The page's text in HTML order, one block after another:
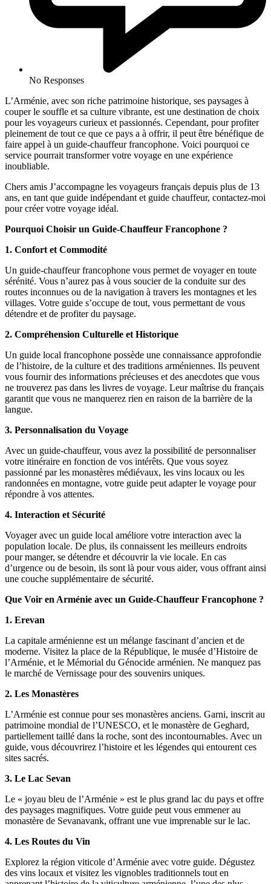
No Responses
L’Arménie, avec son riche patrimoine historique, ses paysages à
couper le souffle et sa culture vibrante, est une destination de choix
pour les voyageurs curieux et passionnés. Cependant, pour profiter
pleinement de tout ce que ce pays a à offrir, il peut être bénéfique de
faire appel à un guide-chauffeur francophone. Voici pourquoi ce
service pourrait transformer votre voyage en une expérience
inoubliable.
Chers amis J’accompagne les voyageurs français depuis plus de 13
ans, en tant que guide indépendant et guide chauffeur, contactez-moi
pour créer votre voyage idéal.
Pourquoi Choisir un Guide-Chauffeur Francophone ?
1. Confort et Commodité
Un guide-chauffeur francophone vous permet de voyager en toute
sérénité. Vous n’aurez pas à vous soucier de la conduite sur des
routes inconnues ou de la navigation à travers les montagnes et les
villages. Votre guide s’occupe de tout, vous permettant de vous
détendre et de profiter du paysage.
2. Compréhension Culturelle et Historique
Un guide local francophone possède une connaissance approfondie
de l’histoire, de la culture et des traditions arméniennes. Ils peuvent
vous fournir des informations précieuses et des anecdotes que vous
ne trouverez pas dans les livres de voyage. Leur maîtrise du français
garantit que vous ne manquerez rien en raison de la barrière de la
langue.
3. Personnalisation du Voyage
Avec un guide-chauffeur, vous avez la possibilité de personnaliser
votre itinéraire en fonction de vos intérêts. Que vous soyez
passionné par les monastères médiévaux, les vins locaux ou les
randonnées en montagne, votre guide peut adapter le voyage pour
répondre à vos attentes.
4. Interaction et Sécurité
Voyager avec un guide local améliore votre interaction avec la
population locale. De plus, ils connaissent les meilleurs endroits
pour manger, se détendre et découvrir la vie locale. En cas
d’urgence ou de besoin, ils sont là pour vous aider, vous offrant ainsi
une couche supplémentaire de sécurité.
Que Voir en Arménie avec un Guide-Chauffeur Francophone ?
1. Erevan
La capitale arménienne est un mélange fascinant d’ancien et de
moderne. Visitez la place de la République, le musée d’Histoire de
l’Arménie, et le Mémorial du Génocide arménien. Ne manquez pas
le marché de Vernissage pour des souvenirs uniques.
2. Les Monastères
L’Arménie est connue pour ses monastères anciens. Garni, inscrit au
patrimoine mondial de l’UNESCO, et le monastère de Geghard,
partiellement taillé dans la roche, sont des incontournables. Avec un
guide, vous découvrirez l’histoire et les légendes qui entourent ces
sites sacrés.
3. Le Lac Sevan
Le « joyau bleu de l’Arménie » est le plus grand lac du pays et offre
des paysages magnifiques. Votre guide peut vous emmener au
monastère de Sevanavank, offrant une vue imprenable sur le lac.
4. Les Routes du Vin
Explorez la région viticole d’Arménie avec votre guide. Dégustez
des vins locaux et visitez les vignobles traditionnels tout en